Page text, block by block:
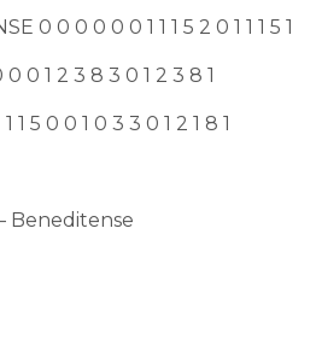
0 0 0 0 0 0 1 1 1 5 2 0 1 1 1 5 1
0 1 2 3 8 3 0 1 2 3 8 1
1 5 0 0 1 0 3 3 0 1 2 1 8 1
Beneditense